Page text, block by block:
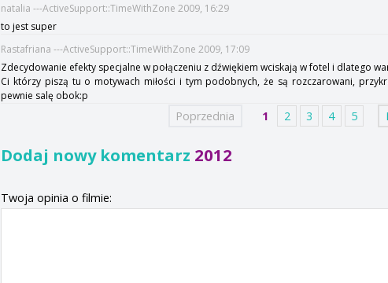
natalia ---ActiveSupport::TimeWithZone 2009, 16:29
to jest super
Rastafriana ---ActiveSupport::TimeWithZone 2009, 17:09
Zdecydowanie efekty specjalne w połączeniu z dźwiękiem wciskają w fotel i dlatego
Ci którzy piszą tu o motywach miłości i tym podobnych, że są rozczarowani,
pewnie salę obok:p
Poprzednia 1 2 3 4 5
Dodaj nowy komentarz 2012
Twoja opinia o filmie: